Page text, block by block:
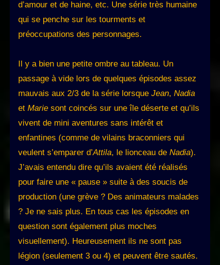
d’amour et de haine, etc. Une série très humaine
qui se penche sur les tourments et
préoccupations des personnages.
Il y a bien une petite ombre au tableau. Un
passage à vide lors de quelques épisodes assez
mauvais aux 2/3 de la série lorsque Jean, Nadia
et Marie sont coincés sur une île déserte et qu’ils
vivent de mini aventures sans intérêt et
enfantines (comme de vilains braconniers qui
veulent s’emparer d’Attila, le lionceau de Nadia).
J’avais entendu dire qu’ils avaient été réalisés
pour faire une « pause » suite à des soucis de
production (une grève ? Des animateurs malades
? Je ne sais plus. En tous cas les épisodes en
question sont également plus moches
visuellement). Heureusement ils ne sont pas
légion (seulement 3 ou 4) et peuvent être sautés.